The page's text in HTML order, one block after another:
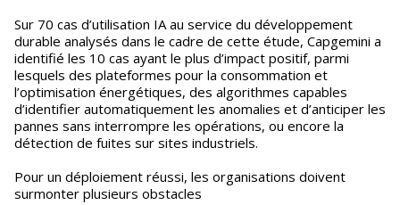
Sur 70 cas d’utilisation IA au service du développement
durable analysés dans le cadre de cette étude, Capgemini a
identifié les 10 cas ayant le plus d’impact positif, parmi
lesquels des plateformes pour la consommation et
l’optimisation énergétiques, des algorithmes capables
d’identifier automatiquement les anomalies et d’anticiper les
pannes sans interrompre les opérations, ou encore la
détection de fuites sur sites industriels.
Pour un déploiement réussi, les organisations doivent
surmonter plusieurs obstacles